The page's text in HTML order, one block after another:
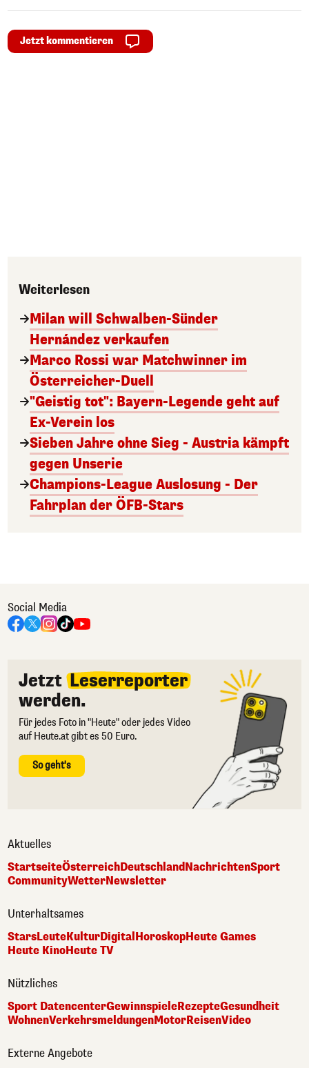
Jetzt kommentieren
Weiterlesen
Milan will Schwalben-Sünder
Hernández verkaufen
Marco Rossi war Matchwinner im
Österreicher-Duell
"Geistig tot": Bayern-Legende geht auf
Ex-Verein los
Sieben Jahre ohne Sieg - Austria kämpft
gegen Unserie
Champions-League Auslosung - Der
Fahrplan der ÖFB-Stars
Social Media
Jetzt Leserreporter
werden.
Für jedes Foto in "Heute" oder jedes Video
auf Heute.at gibt es 50 Euro.
So geht's
Aktuelles
StartseiteÖsterreichDeutschlandNachrichtenSport
CommunityWetterNewsletter
Unterhaltsames
StarsLeuteKulturDigital HoroskopHeute Games
Heute KinoHeute TV
Nützliches
Sport DatencenterGewinnspieleRezepteGesundheit
WohnenVerkehrsmeldungenMotorReisenVideo
Externe Angebote